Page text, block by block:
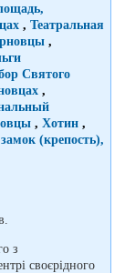
, Театральная
,
Святого
,
, Хотин ,
(крепость),
з
своєрідного